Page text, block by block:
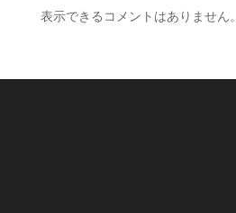
表示できるコメントはありません。